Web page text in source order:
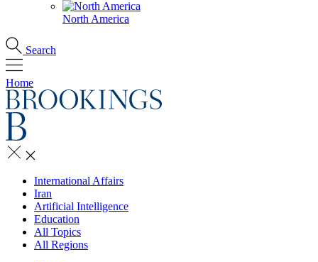
North America
Search
Home
International Affairs
Iran
Artificial Intelligence
Education
All Topics
All Regions